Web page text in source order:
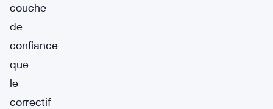
couche
de
confiance
que
le
correctif